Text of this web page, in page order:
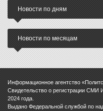
Новости по дням
Новости по месяцам
Информационное агентство
Свидетельство о регистрации
2024 года.
Выдано Федеральной службой по